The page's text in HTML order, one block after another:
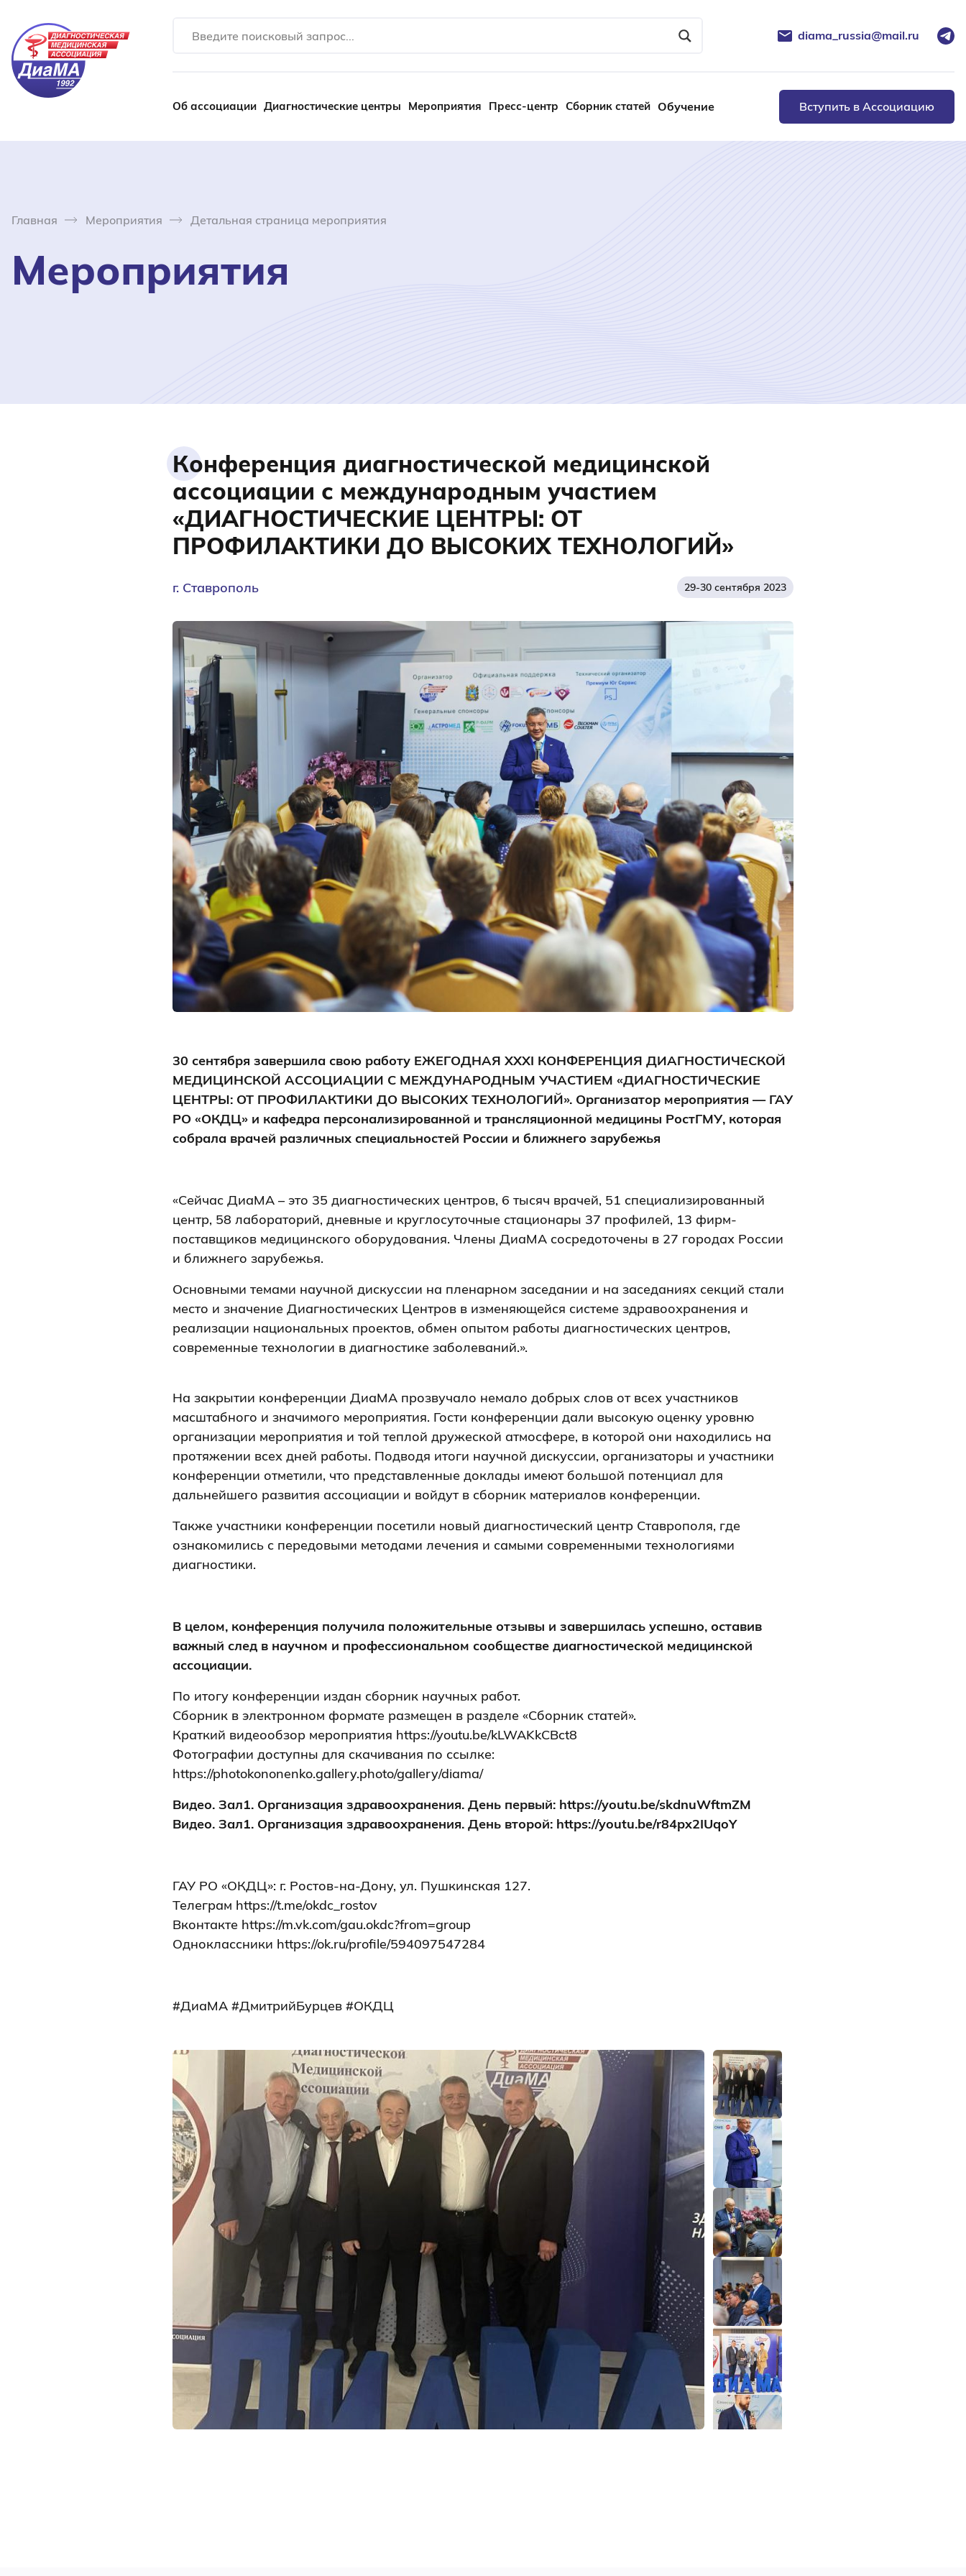
diama_russia@mail.ru
Об ассоциации Диагностические центры Мероприятия Пресс-центр Сборник статей Обучение Вступить в Ассоциацию
Главная Мероприятия Детальная страница мероприятия
Мероприятия
Конференция диагностической медицинской
ассоциации с международным участием
«ДИАГНОСТИЧЕСКИЕ ЦЕНТРЫ: ОТ
ПРОФИЛАКТИКИ ДО ВЫСОКИХ ТЕХНОЛОГИЙ»
г. Ставрополь 29-30 сентября 2023
30 сентября завершила свою работу ЕЖЕГОДНАЯ XXXI КОНФЕРЕНЦИЯ ДИАГНОСТИЧЕСКОЙ
МЕДИЦИНСКОЙ АССОЦИАЦИИ С МЕЖДУНАРОДНЫМ УЧАСТИЕМ «ДИАГНОСТИЧЕСКИЕ
ЦЕНТРЫ: ОТ ПРОФИЛАКТИКИ ДО ВЫСОКИХ ТЕХНОЛОГИЙ». Организатор мероприятия — ГАУ
РО «ОКДЦ» и кафедра персонализированной и трансляционной медицины РостГМУ, которая
собрала врачей различных специальностей России и ближнего зарубежья
«Сейчас ДиаМА – это 35 диагностических центров, 6 тысяч врачей, 51 специализированный
центр, 58 лабораторий, дневные и круглосуточные стационары 37 профилей, 13 фирм-
поставщиков медицинского оборудования. Члены ДиаМА сосредоточены в 27 городах России
и ближнего зарубежья.
Основными темами научной дискуссии на пленарном заседании и на заседаниях секций стали
место и значение Диагностических Центров в изменяющейся системе здравоохранения и
реализации национальных проектов, обмен опытом работы диагностических центров,
современные технологии в диагностике заболеваний.».
На закрытии конференции ДиаМА прозвучало немало добрых слов от всех участников
масштабного и значимого мероприятия. Гости конференции дали высокую оценку уровню
организации мероприятия и той теплой дружеской атмосфере, в которой они находились на
протяжении всех дней работы. Подводя итоги научной дискуссии, организаторы и участники
конференции отметили, что представленные доклады имеют большой потенциал для
дальнейшего развития ассоциации и войдут в сборник материалов конференции.
Также участники конференции посетили новый диагностический центр Ставрополя, где
ознакомились с передовыми методами лечения и самыми современными технологиями
диагностики.
В целом, конференция получила положительные отзывы и завершилась успешно, оставив
важный след в научном и профессиональном сообществе диагностической медицинской
ассоциации.
По итогу конференции издан сборник научных работ.
Сборник в электронном формате размещен в разделе «Сборник статей».
Краткий видеообзор мероприятия https://youtu.be/kLWAKkCBct8
Фотографии доступны для скачивания по ссылке:
https://photokononenko.gallery.photo/gallery/diama/
Видео. Зал1. Организация здравоохранения. День первый: https://youtu.be/skdnuWftmZM
Видео. Зал1. Организация здравоохранения. День второй: https://youtu.be/r84px2IUqoY
ГАУ РО «ОКДЦ»: г. Ростов-на-Дону, ул. Пушкинская 127.
Телеграм https://t.me/okdc_rostov
Вконтакте https://m.vk.com/gau.okdc?from=group
Одноклассники https://ok.ru/profile/594097547284
#ДиаМА #ДмитрийБурцев #ОКДЦ
Теперь мы
в Telegram!
@DiaMA_association, читайте,
пишите — мы на связи.